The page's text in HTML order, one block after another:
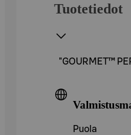
Tuotetiedot
"GOURMET™
Puola